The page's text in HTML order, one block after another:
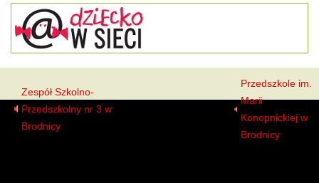
Zespół Szkolno-
Przedszkolny nr 3 w
Brodnicy
Przedszkole im.
Marii
Konopnickiej w
Brodnicy